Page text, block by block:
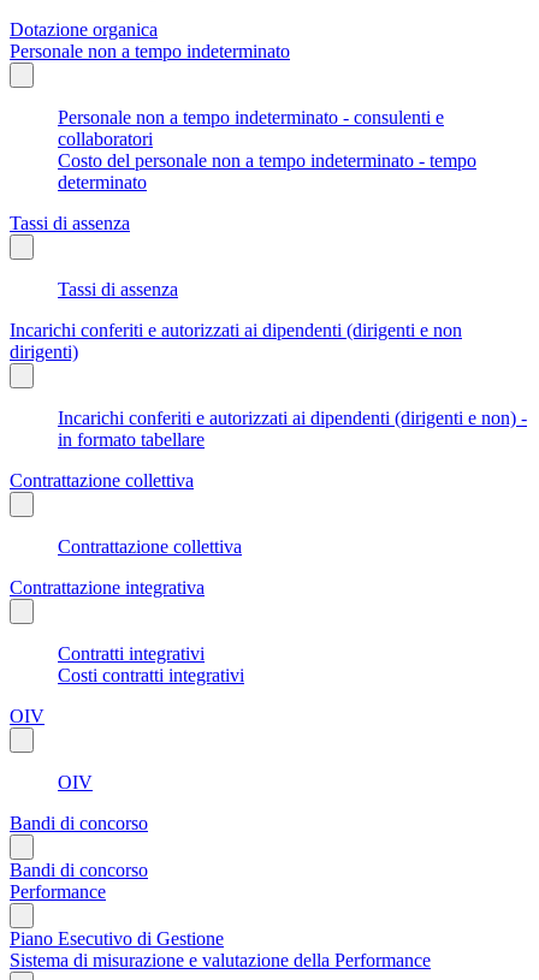
Dotazione organica
Personale non a tempo indeterminato
Personale non a tempo indeterminato - consulenti e
collaboratori
Costo del personale non a tempo indeterminato - tempo
determinato
Tassi di assenza
Tassi di assenza
Incarichi conferiti e autorizzati ai dipendenti (dirigenti e non
dirigenti)
Incarichi conferiti e autorizzati ai dipendenti (dirigenti e non) -
in formato tabellare
Contrattazione collettiva
Contrattazione collettiva
Contrattazione integrativa
Contratti integrativi
Costi contratti integrativi
OIV
OIV
Bandi di concorso
Bandi di concorso
Performance
Piano Esecutivo di Gestione
Sistema di misurazione e valutazione della Performance